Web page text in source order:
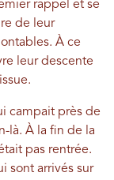
rappel et se
de leur
À ce
leur descente
campait près de
là. À la fin de la
pas rentrée.
sont arrivés sur